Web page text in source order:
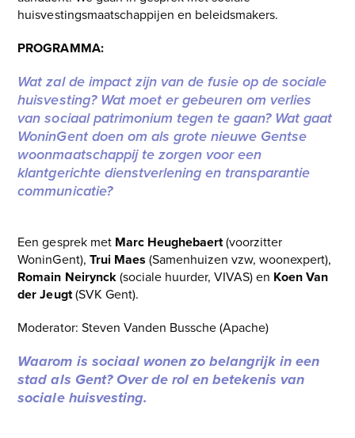
huisvestingsmaatschappijen en beleidsmakers.
PROGRAMMA:
Wat zal de impact zijn van de fusie op de sociale
huisvesting? Wat moet er gebeuren om verlies
van sociaal patrimonium tegen te gaan? Wat gaat
WoninGent doen om als grote nieuwe Gentse
woonmaatschappij te zorgen voor een
klantgerichte dienstverlening en transparantie
communicatie?
Een gesprek met Marc Heughebaert(voorzitter
WoninGent), Trui Maes (Samenhuizen vzw, woonexpert),
Romain Neirynck(sociale huurder, VIVAS) en Koen Van
der Jeugt(SVK Gent).
Moderator: Steven Vanden Bussche (Apache)
Waarom is sociaal wonen zo belangrijk in een
stad als Gent? Over de rol en betekenis van
sociale huisvesting.